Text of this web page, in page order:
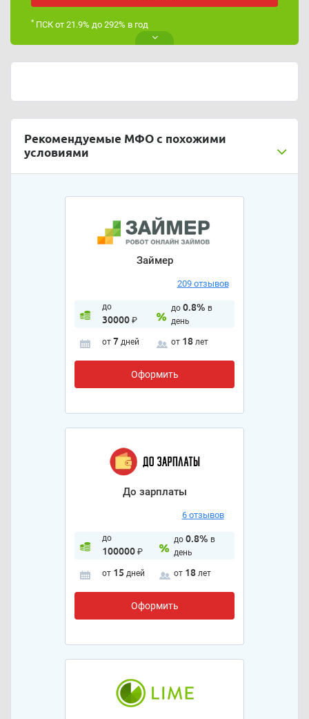
*ПСК от 21.9% до 292% в год
Рекомендуемые МФО с похожими
условиями
Займер
209 отзывов
до
30000₽
до 0.8% в
день
от 7 дней от 18 лет
Оформить
До зарплаты
6 отзывов
до
100000₽
до 0.8% в
день
от 15 дней от 18 лет
Оформить